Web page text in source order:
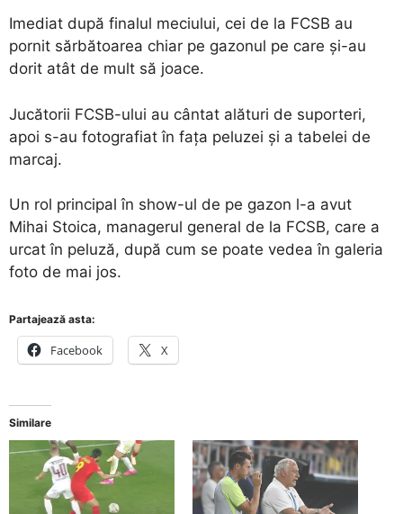
Imediat după finalul meciului, cei de la FCSB au
pornit sărbătoarea chiar pe gazonul pe care și-au
dorit atât de mult să joace.
Jucătorii FCSB-ului au cântat alături de suporteri,
apoi s-au fotografiat în fața peluzei și a tabelei de
marcaj.
Un rol principal în show-ul de pe gazon l-a avut
Mihai Stoica, managerul general de la FCSB, care a
urcat în peluză, după cum se poate vedea în galeria
foto de mai jos.
Partajează asta:
Facebook X
Similare